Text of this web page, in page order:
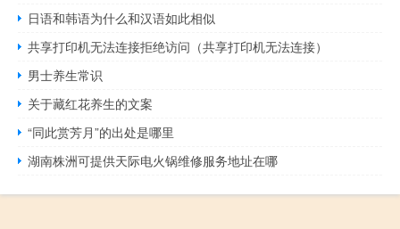
日语和韩语为什么和汉语如此相似
共享打印机无法连接拒绝访问（共享打印机无法连接）
男士养生常识
关于藏红花养生的文案
“同此赏芳月”的出处是哪里
湖南株洲可提供天际电火锅维修服务地址在哪